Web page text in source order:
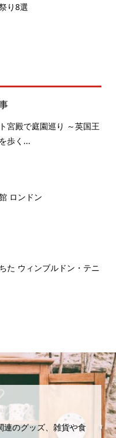
り8選
宮殿で庭園巡り ～英国王
歩く...
ロンドン
た ウィンブルドン・テニ
連のグッズ、雑貨や食